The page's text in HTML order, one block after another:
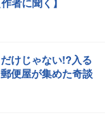
けじゃない!?入る
便屋が集めた奇談